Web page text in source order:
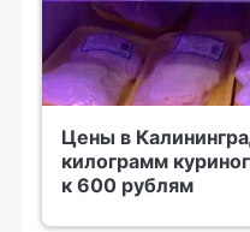
Цены в
килограмм
к 600 рублям